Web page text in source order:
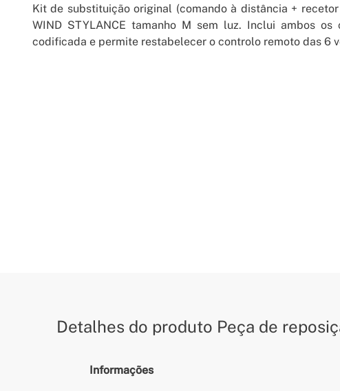
Kit de substituição original (comando à distância +
WIND STYLANCE tamanho M sem luz. Inclui ambos os
codificada e permite restabelecer o controlo remoto das 6
Detalhes do produto Peça de
Informações